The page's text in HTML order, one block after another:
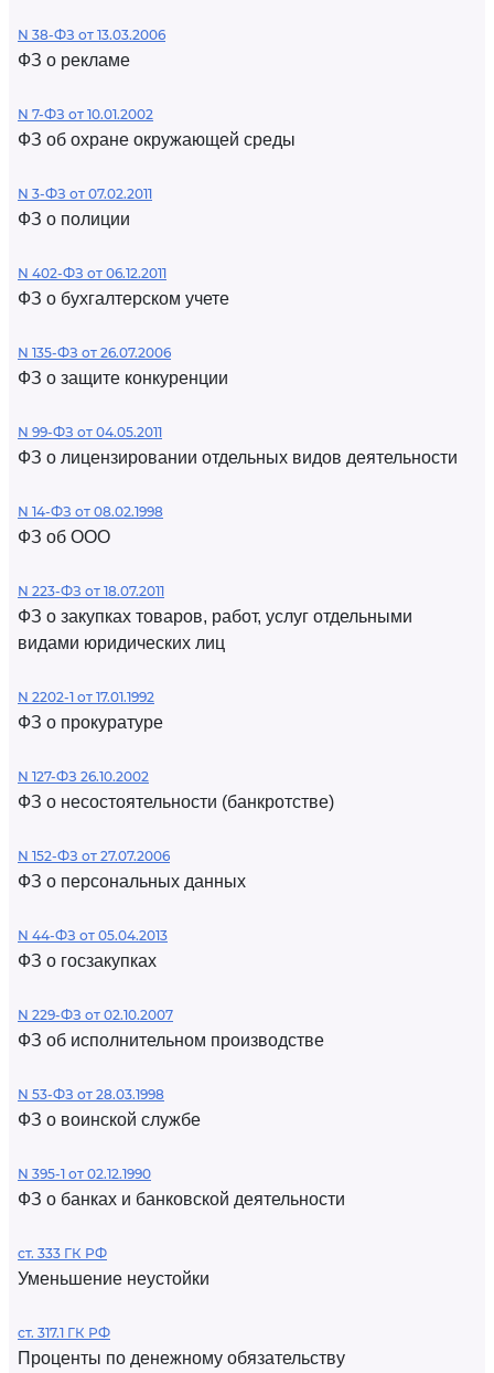
N 38-ФЗ от 13.03.2006
ФЗ о рекламе
N 7-ФЗ от 10.01.2002
ФЗ об охране окружающей среды
N 3-ФЗ от 07.02.2011
ФЗ о полиции
N 402-ФЗ от 06.12.2011
ФЗ о бухгалтерском учете
N 135-ФЗ от 26.07.2006
ФЗ о защите конкуренции
N 99-ФЗ от 04.05.2011
ФЗ о лицензировании отдельных видов деятельности
N 14-ФЗ от 08.02.1998
ФЗ об ООО
N 223-ФЗ от 18.07.2011
ФЗ о закупках товаров, работ, услуг отдельными
видами юридических лиц
N 2202-1 от 17.01.1992
ФЗ о прокуратуре
N 127-ФЗ 26.10.2002
ФЗ о несостоятельности (банкротстве)
N 152-ФЗ от 27.07.2006
ФЗ о персональных данных
N 44-ФЗ от 05.04.2013
ФЗ о госзакупках
N 229-ФЗ от 02.10.2007
ФЗ об исполнительном производстве
N 53-ФЗ от 28.03.1998
ФЗ о воинской службе
N 395-1 от 02.12.1990
ФЗ о банках и банковской деятельности
ст. 333 ГК РФ
Уменьшение неустойки
ст. 317.1 ГК РФ
Проценты по денежному обязательству